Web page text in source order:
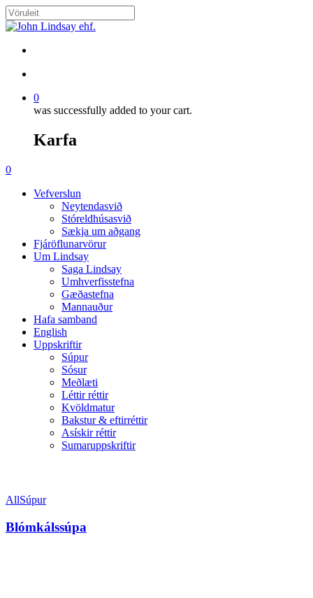
Skip
to
content
Close
0
was successfully added to your cart.
Karfa
Menu
search
account
0
Vefverslun
Neytendasvið
Stóreldhúsasvið
Sækja um aðgang
Fjáröflunarvörur
Um Lindsay
Saga Lindsay
Umhverfisstefna
Gæðastefna
Mannauður
Hafa samband
English
Uppskriftir
Súpur
Sósur
Meðlæti
Léttir réttir
Kvöldmatur
Bakstur & eftirréttir
Asískir réttir
Sumaruppskriftir
AllSúpur
Blómkálssúpa